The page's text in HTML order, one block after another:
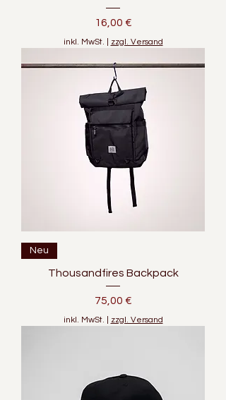
Preis
16,00 €
inkl. MwSt. zzgl. Versand
Neu
Thousandfires Backpack
Preis
75,00 €
inkl. MwSt. zzgl. Versand